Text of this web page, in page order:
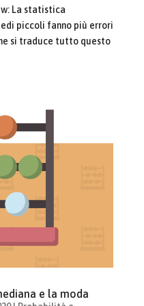
La statistica
piccoli fanno più errori
si traduce tutto questo
e la moda